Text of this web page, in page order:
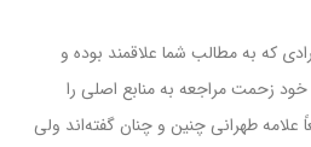
که به مطالب شما علاقمند بوده و
زحمت مراجعه به منابع اصلی را
علامه طهرانی چنین و چنان گفته‌اند ولی